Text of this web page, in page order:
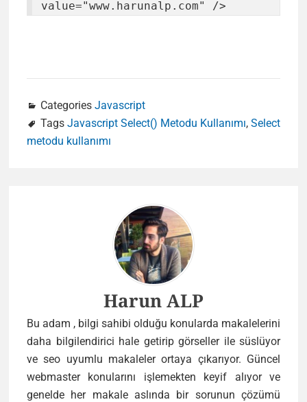
value="www.harunalp.com" />
Categories Javascript
Tags Javascript Select() Metodu Kullanımı, Select
metodu kullanımı
Author
Harun ALP
Bu adam , bilgi sahibi olduğu konularda makalelerini
daha bilgilendirici hale getirip görseller ile süslüyor
ve seo uyumlu makaleler ortaya çıkarıyor. Güncel
webmaster konularını işlemekten keyif alıyor ve
genelde her makale aslında bir sorunun çözümü